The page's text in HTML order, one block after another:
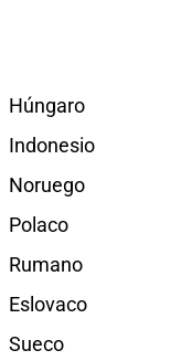
Húngaro
Indonesio
Noruego
Polaco
Rumano
Eslovaco
Sueco